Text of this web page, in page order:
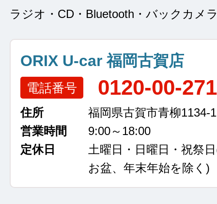
ラジオ・CD・Bluetooth・バックカメ
ORIX U-car 福岡古賀店
電話番号 0120-00-
住所
福岡県古賀市青柳1134-1
営業時間
9:00～18:00
定休日
土曜日・日曜日・祝祭日
お盆、年末年始を除く)